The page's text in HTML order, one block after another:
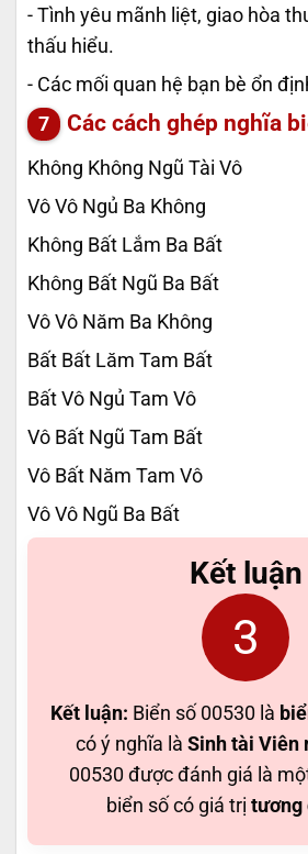
- Tình yêu mãnh liệt, giao hòa
thấu hiểu.
- Các mối quan hệ bạn bè ổn
Các cách ghép nghĩa
Không Không Ngũ Tài Vô
Vô Vô Ngủ Ba Không
Không Bất Lắm Ba Bất
Không Bất Ngũ Ba Bất
Vô Vô Năm Ba Không
Bất Bất Lăm Tam Bất
Bất Vô Ngủ Tam Vô
Vô Bất Ngũ Tam Bất
Vô Bất Năm Tam Vô
Vô Vô Ngũ Ba Bất
Kết luận
3
Kết luận: Biển số 00530 là
có ý nghĩa là Sinh tài Viên
00530 được đánh giá là
biển số có giá trị tương